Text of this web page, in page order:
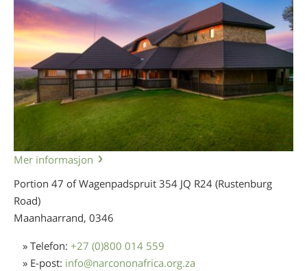
Nederlandsk
Norsk
Russisk
Svensk
Kinesisk
Nepali
Mer informasjon
Portion 47 of Wagenpadspruit 354 JQ R24 (Rustenburg
Road)
Maanhaarrand, 0346
» Telefon: +27 (0)800 014 559
» E-post: info@narcononafrica.org.za